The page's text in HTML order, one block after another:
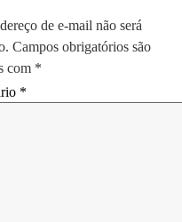
de e-mail não será
Campos obrigatórios são
com *
*